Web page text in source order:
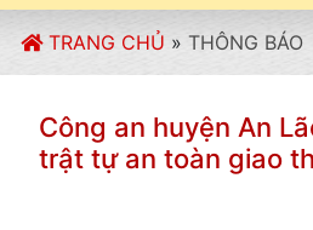
TRANG CHỦ » THÔNG BÁO
Công an huyện An
trật tự an toàn giao